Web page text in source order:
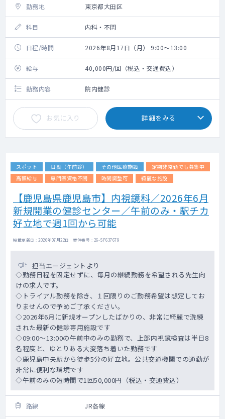
勤務地 東京都大田区
科目 内科・不問
日程/時間 2026年8月17日（月） 9:00～13:00
給与 40,000円/回（税込・交通費込）
勤務内容 院内健診
お気に入り 詳細をみる
スポット 日勤（午前診） その他医療施設
定期非常勤でも募集中
高額給与
専門医資格不問 時間調整可 綺麗な施設
【鹿児島県鹿児島市】内視鏡科／2026年6月
新規開業の健診センター／午前のみ・駅チカ
好立地で週1回から可能
掲載更新日 : 2026年07月22日 案件番号 : 26-SF637679
担当エージェントより
◇勤務日程を固定せずに、毎月の継続勤務を希望される先生向
けの求人です。
◇トライアル勤務を除き、１回限りのご勤務希望は想定してお
りませんので予めご了承ください。
◇2026年6月に新規オープンしたばかりの、非常に綺麗で洗練
された最新の健診専用施設です
◇09:00～13:00の午前中のみの勤務で、上部内視鏡検査は半日8
名程度と、ゆとりある大変落ち着いた勤務です
◇鹿児島中央駅から徒歩5分の好立地。公共交通機関での通勤が
非常に便利な環境です
◇午前のみの短時間で1回50,000円（税込・交通費込）
路線 JR各線